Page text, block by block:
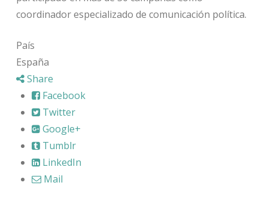
coordinador especializado de comunicación política.
País
España
Share
Facebook
Twitter
Google+
Tumblr
LinkedIn
Mail